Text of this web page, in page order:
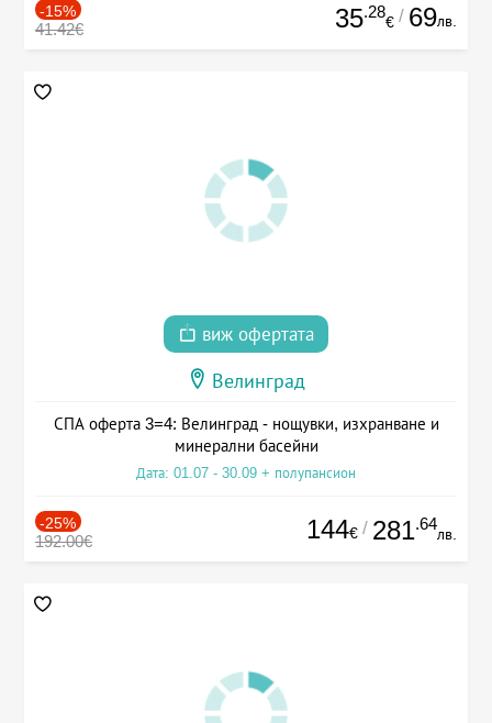
-15%
41.42€ 35.28
€ / 69лв.
виж офертата
Велинград
СПА оферта 3=4: Велинград - нощувки, изхранване и
минерални басейни
Дата: 01.07 - 30.09 + полупансион
-25%
192.00€ 144€ / 281.64
лв.